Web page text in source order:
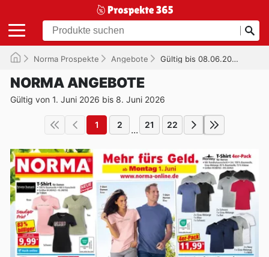
Norma Prospekte Angebote Gültig bis 08.06.2026
NORMA ANGEBOTE
Gültig von 1. Juni 2026 bis 8. Juni 2026
1 2 ... 21 22